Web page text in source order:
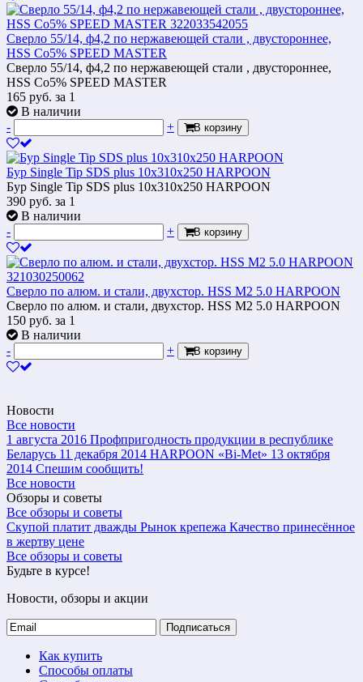
Сверло 55/14, ф4,2 по нержавеющей стали , двустороннее,
HSS Co5% SPEED MASTER
Сверло 55/14, ф4,2 по нержавеющей стали , двустороннее,
HSS Co5% SPEED MASTER
165 руб. за 1
В наличии
-
+ В корзину
Бур Single Tip SDS plus 10x310x250 HARPOON
Бур Single Tip SDS plus 10x310x250 HARPOON
390 руб. за 1
В наличии
-
+ В корзину
Сверло по алюм. и стали, двухстор. HSS M2 5.0 HARPOON
Сверло по алюм. и стали, двухстор. HSS M2 5.0 HARPOON
150 руб. за 1
В наличии
-
+ В корзину
Новости
Все новости
1 августа 2016 Профпригодность продукции в республике
Беларусь 11 декабря 2014 HARPOON «Bi-Met» 13 октября
2014 Спешим сообщить!
Все новости
Обзоры и советы
Все обзоры и советы
Скупой платит дважды Рынок крепежа Качество принесённое
в жертву цене
Все обзоры и советы
Будьте в курсе!
Новости, обзоры и акции
Подписаться
Как купить
Способы оплаты